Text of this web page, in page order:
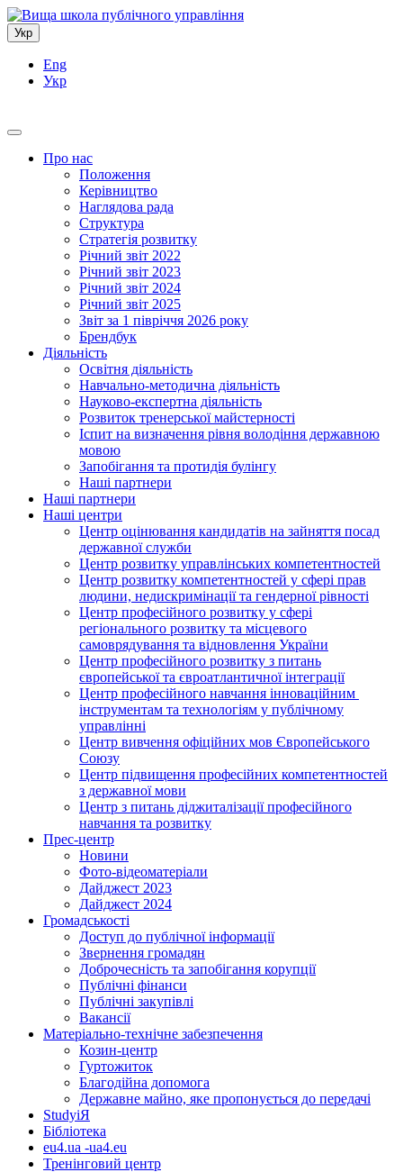
Укр
Eng
Укр
Про нас
Положення
Керівництво
Наглядова рада
Структура
Стратегія розвитку
Річний звіт 2022
Річний звіт 2023
Річний звіт 2024
Річний звіт 2025
Звіт за 1 півріччя 2026 року
Брендбук
Діяльність
Освітня діяльність
Навчально-методична діяльність
Науково-експертна діяльність
Розвиток тренерської майстерності
Іспит на визначення рівня володіння державною
мовою
Запобігання та протидія булінгу
Наші партнери
Наші партнери
Наші центри
Центр оцінювання кандидатів на зайняття посад
державної служби
Центр розвитку управлінських компетентностей
Центр розвитку компетентностей у сфері прав
людини, недискримінації та гендерної рівності
Центр професійного розвитку у сфері
регіонального розвитку та місцевого
самоврядування та відновлення України
Центр професійного розвитку з питань
європейської та євроатлантичної інтеграції
Центр професійного навчання інноваційним
інструментам та технологіям у публічному
управлінні
Центр вивчення офіційних мов Європейського
Союзу
Центр підвищення професійних компетентностей
з державної мови
Центр з питань діджиталізації професійного
навчання та розвитку
Прес-центр
Новини
Фото-відеоматеріали
Дайджест 2023
Дайджест 2024
Громадськості
Доступ до публічної інформації
Звернення громадян
Доброчесність та запобігання корупції
Публічні фінанси
Публічні закупівлі
Вакансії
Матеріально-технічне забезпечення
Козин-центр
Гуртожиток
Благодійна допомога
Державне майно, яке пропонується до передачі
StudyіЯ
Бібліотека
eu4.ua -ua4.eu
Тренінговий центр